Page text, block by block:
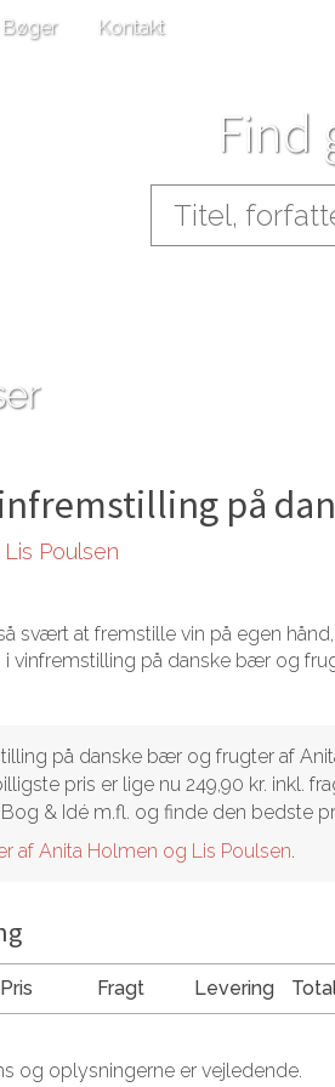
Kontakt
Find
på
Poulsen
svært at fremstille vin på egen
i vinfremstilling på danske bær og
på danske bær og frugter af
pris er lige nu 249,90 kr. inkl.
& Idé m.fl. og finde den bedste
af Anita Holmen og Lis Poulsen.
Pris Fragt Levering
og oplysningerne er vejledende.